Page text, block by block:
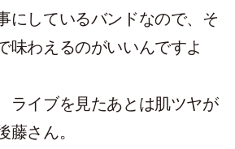
にしているバンドなので、そ
味わえるのがいいんですよ
ライブを見たあとは肌ツヤが
藤さん。